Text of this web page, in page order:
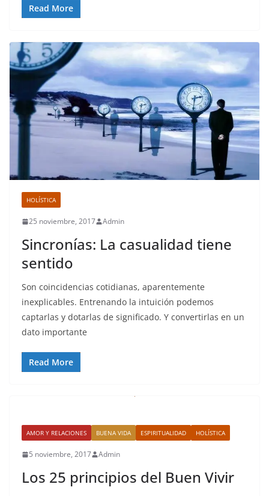
Read More
HOLÍSTICA
25 noviembre, 2017 Admin
Sincronías: La casualidad tiene
sentido
Son coincidencias cotidianas, aparentemente
inexplicables. Entrenando la intuición podemos
captarlas y dotarlas de significado. Y convertirlas en un
dato importante
Read More
AMOR Y RELACIONES BUENA VIDA ESPIRITUALIDAD HOLÍSTICA
5 noviembre, 2017 Admin
Los 25 principios del Buen Vivir